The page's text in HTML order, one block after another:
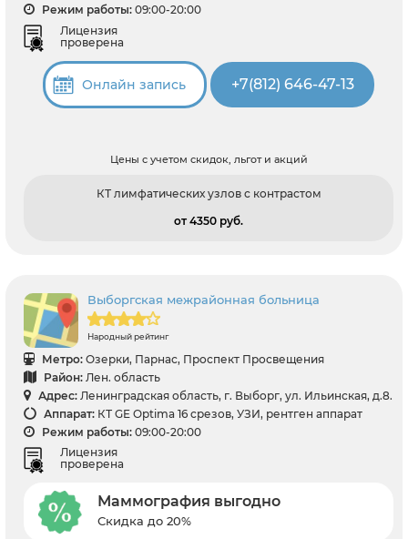
Режим работы: 09:00-20:00
Лицензия
проверена
Онлайн запись +7(812) 646-47-13
Цены с учетом скидок, льгот и акций
КТ лимфатических узлов с контрастом
от 4350 pуб.
Выборгская межрайонная больница
Народный рейтинг
Метро: Озерки, Парнас, Проспект Просвещения
Район: Лен. область
Адрес: Ленинградская область, г. Выборг, ул. Ильинская, д.8.
Аппарат: КТ GE Optima 16 срезов, УЗИ, рентген аппарат
Режим работы: 09:00-20:00
Лицензия
проверена
Маммография выгодно
Скидка до 20%